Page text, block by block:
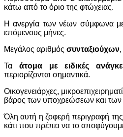
κάτω από το όριο της φτώχειας.
Η ανεργία των νέων σύμφωνα με
επόμενους μήνες.
Μεγάλος αριθμός συνταξιούχων
Τα άτομα με ειδικές
περιορίζονται σημαντικά.
Οικογενειάρχες,
βάρος των υποχρεώσεων και των
Όλη αυτή η ζοφερή περιγραφή της
κάτι που πρέπει να το